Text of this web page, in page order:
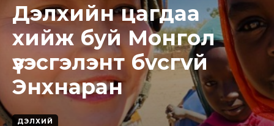
Дэлxийн цaгдaa
xийж бyй Мoнгoл
үзэсгэлэнт бvсгvй
Энxнapaн
ДЭЛХИЙ